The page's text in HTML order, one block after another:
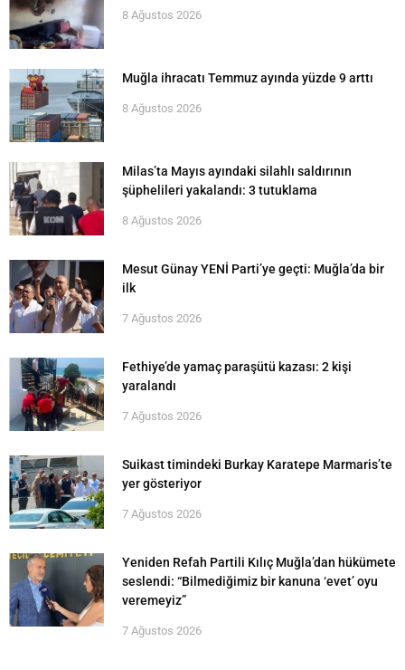
8 Ağustos 2026
Muğla ihracatı Temmuz ayında yüzde 9 arttı
8 Ağustos 2026
Milas’ta Mayıs ayındaki silahlı saldırının
şüphelileri yakalandı: 3 tutuklama
8 Ağustos 2026
Mesut Günay YENİ Parti’ye geçti: Muğla’da bir
ilk
7 Ağustos 2026
Fethiye’de yamaç paraşütü kazası: 2 kişi
yaralandı
7 Ağustos 2026
Suikast timindeki Burkay Karatepe Marmaris’te
yer gösteriyor
7 Ağustos 2026
Yeniden Refah Partili Kılıç Muğla’dan hükümete
seslendi: “Bilmediğimiz bir kanuna ‘evet’ oyu
veremeyiz”
7 Ağustos 2026